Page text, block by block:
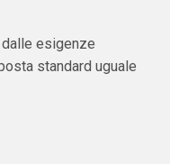
esigenze
standard uguale